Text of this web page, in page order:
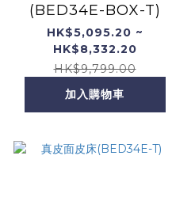
(BED34E-BOX-T)
HK$5,095.20 ~
HK$8,332.20
HK$9,799.00
加入購物車